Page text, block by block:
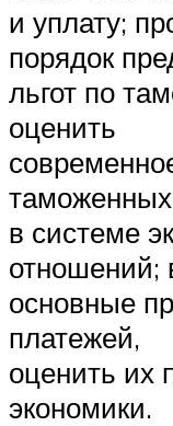
и уплату;
порядок
льгот по
оценить
в системе
отношений;
основные
платежей,
оценить их
экономики.